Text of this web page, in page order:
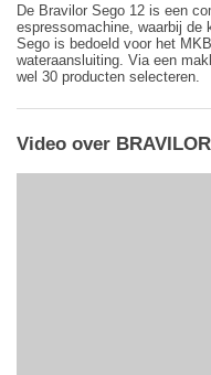
De Bravilor Sego 12 is een
espressomachine, waarbij de
Sego is bedoeld voor het
wateraansluiting. Via een
wel 30 producten selecteren.
Video over